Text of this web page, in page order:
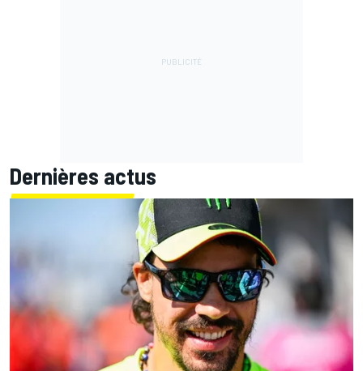
Dernières actus